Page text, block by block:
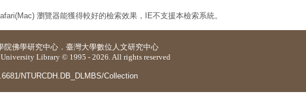
瀏覽器能獲得較好的檢索效果，IE不支援本檢索系統。
院佛學研究中心 ． 臺灣大學數位人文研究中心
Library © 1995 - 2026. All rights reserved
NTURCDH.DB_DLMBS/Collection